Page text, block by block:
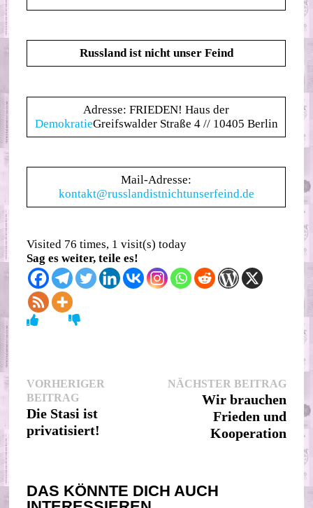
Russland ist nicht unser Feind
Adresse: FRIEDEN! Haus der
DemokratieGreifswalder Straße 4 // 10405 Berlin
Mail-Adresse:
kontakt@russlandistnichtunserfeind.de
Visited 76 times, 1 visit(s) today
Sag es weiter, teile es!
Beitragsnavigation
VORHERIGER
BEITRAGVorheriger
Beitrag:
Die Stasi ist
privatisiert!
NÄCHSTER BEITRAG
Wir brauchen
Frieden und
Kooperation
DAS KÖNNTE DICH AUCH